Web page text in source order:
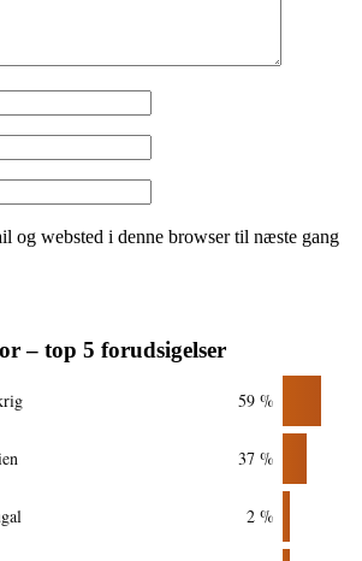
og websted i denne browser til næste gang
– top 5 forudsigelser
59 %
37 %
2 %